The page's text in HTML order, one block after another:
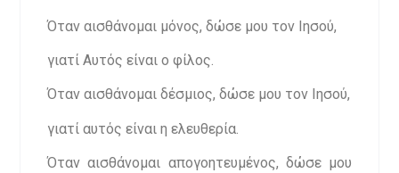
Όταν αισθάνομαι μόνος, δώσε μου τον Ιησού,
γιατί Αυτός είναι ο φίλος.
Όταν αισθάνομαι δέσμιος, δώσε μου τον Ιησού,
γιατί αυτός είναι η ελευθερία.
Όταν αισθάνομαι απογοητευμένος, δώσε μου